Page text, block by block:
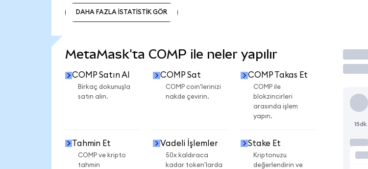
DAHA FAZLA İSTATİSTİK GÖR
MetaMask'ta COMP ile neler yapılır
COMP Satın Al
Birkaç dokunuşla
satın alın.
COMP Sat
COMP coin'lerinizi
nakde çevirin.
COMP Takas Et
COMP ile
blokzincirleri
arasında işlem
yapın.
Tahmin Et
COMP ve kripto
tahmin
Vadeli İşlemler
50x kaldıraca
kadar token'larda
Stake Et
Kriptonuzu
değerlendirin ve
15dk